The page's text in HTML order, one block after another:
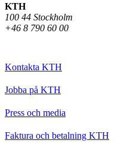
KTH
100 44 Stockholm
+46 8 790 60 00
Kontakta KTH
Jobba på KTH
Press och media
Faktura och betalning KTH